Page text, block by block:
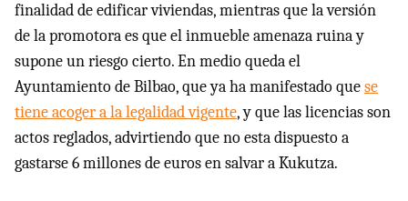
finalidad de edificar viviendas, mientras que la versión
de la promotora es que el inmueble amenaza ruina y
supone un riesgo cierto. En medio queda el
Ayuntamiento de Bilbao, que ya ha manifestado quese
tiene acoger a la legalidad vigente, y que las licencias son
actos reglados, advirtiendo que no esta dispuesto a
gastarse 6 millones de euros en salvar a Kukutza.